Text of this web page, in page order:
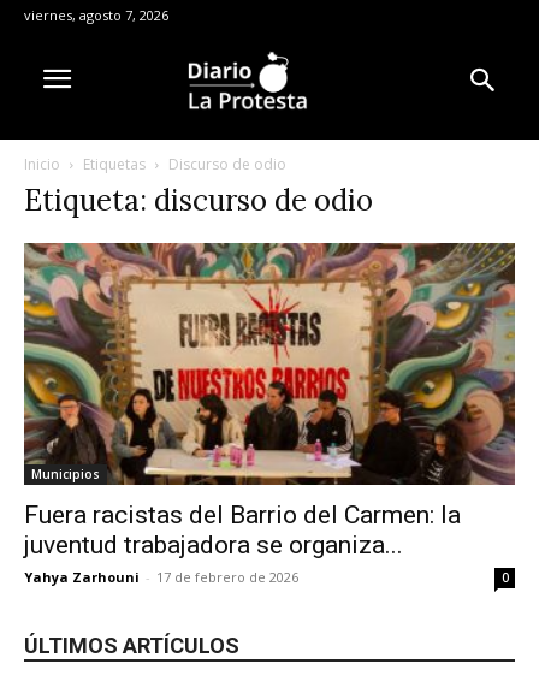
viernes, agosto 7, 2026
Inicio Etiquetas Discurso de odio
Etiqueta: discurso de odio
Municipios
Fuera racistas del Barrio del Carmen: la
juventud trabajadora se organiza...
Yahya Zarhouni - 17 de febrero de 2026 0
ÚLTIMOS ARTÍCULOS